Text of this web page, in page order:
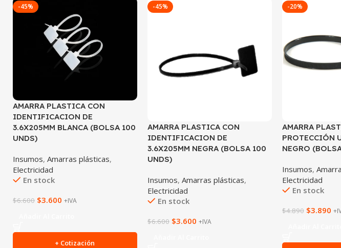
-45%
AMARRA PLASTICA CON
IDENTIFICACION DE
3.6X205MM BLANCA (BOLSA 100
UNDS)
Insumos, Amarras plásticas,
Electricidad
En stock
$6.600 $3.600 +IVA
+ Cotización
-45%
AMARRA PLASTICA CON
IDENTIFICACION DE
3.6X205MM NEGRA (BOLSA 100
UNDS)
Insumos, Amarras plásticas,
Electricidad
En stock
$6.600 $3.600 +IVA
-20%
AMARRA
PROTECCIÓN
NEGRO
Insumos,
Electricidad
En stock
$4.890 $3.890